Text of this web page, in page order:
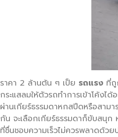
ราคา 2 ล้านต้น ๆ เป็ย รถแรง ที่
กระแสลมให้ตัวรถทำการเข้าโค้ง
ผ่านเกียร์ธรรมดาหกสปีดหรือสาม
กัน จะเลือกเกียร์ธรรมดาก็ขับสนุ
ที่ชื่นชอบความเร็วไม่ควรพลาดด้วย